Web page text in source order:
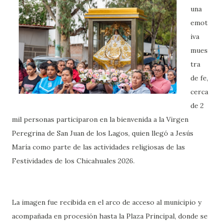
una
emot
iva
mues
tra
de fe,
cerca
de 2
mil personas participaron en la bienvenida a la Virgen
Peregrina de San Juan de los Lagos, quien llegó a Jesús
María como parte de las actividades religiosas de las
Festividades de los Chicahuales 2026.
La imagen fue recibida en el arco de acceso al municipio y
acompañada en procesión hasta la Plaza Principal, donde se